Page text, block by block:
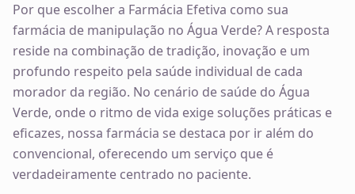
Por que escolher a Farmácia Efetiva como sua
farmácia de manipulação no Água Verde? A resposta
reside na combinação de tradição, inovação e um
profundo respeito pela saúde individual de cada
morador da região. No cenário de saúde do Água
Verde, onde o ritmo de vida exige soluções práticas e
eficazes, nossa farmácia se destaca por ir além do
convencional, oferecendo um serviço que é
verdadeiramente centrado no paciente.